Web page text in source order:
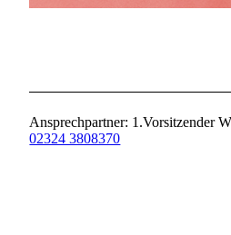
Ansprechpartner: 1.Vorsitzender
02324 3808370